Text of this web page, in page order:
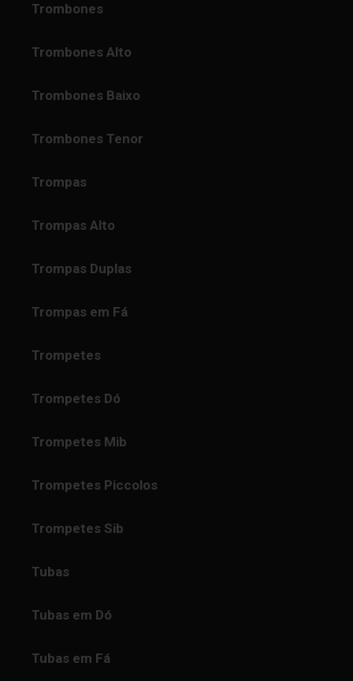
Trombones
Trombones Alto
Trombones Baixo
Trombones Tenor
Trompas
Trompas Alto
Trompas Duplas
Trompas em Fá
Trompetes
Trompetes Dó
Trompetes Mib
Trompetes Piccolos
Trompetes Sib
Tubas
Tubas em Dó
Tubas em Fá